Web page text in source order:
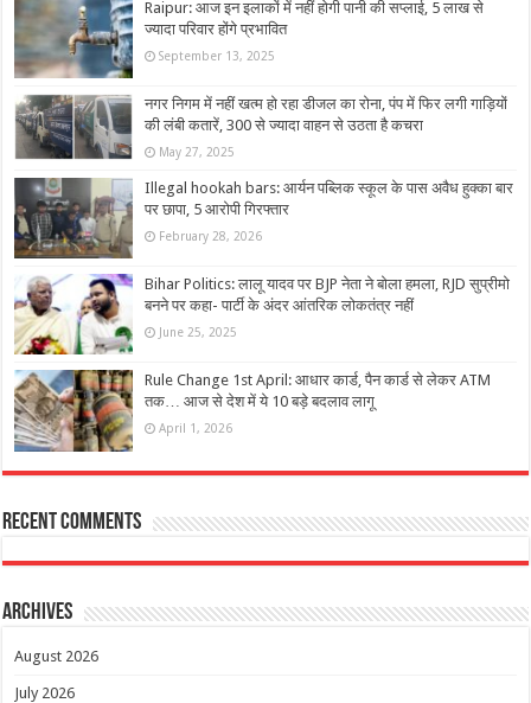
Raipur: आज इन इलाकों में नहीं होगी पानी की सप्लाई, 5 लाख से
ज्यादा परिवार होंगे प्रभावित
September 13, 2025
नगर निगम में नहीं खत्म हो रहा डीजल का रोना, पंप में फिर लगी गाड़ियों
की लंबी कतारें, 300 से ज्यादा वाहन से उठता है कचरा
May 27, 2025
Illegal hookah bars: आर्यन पब्लिक स्कूल के पास अवैध हुक्का बार
पर छापा, 5 आरोपी गिरफ्तार
February 28, 2026
Bihar Politics: लालू यादव पर BJP नेता ने बोला हमला, RJD सुप्रीमो
बनने पर कहा- पार्टी के अंदर आंतरिक लोकतंत्र नहीं
June 25, 2025
Rule Change 1st April: आधार कार्ड, पैन कार्ड से लेकर ATM
तक… आज से देश में ये 10 बड़े बदलाव लागू
April 1, 2026
Recent Comments
Archives
August 2026
July 2026